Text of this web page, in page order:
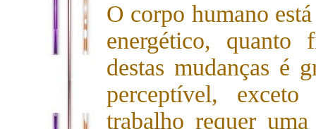
O corpo humano
energético, quanto
destas mudanças é
perceptível,
trabalho requer